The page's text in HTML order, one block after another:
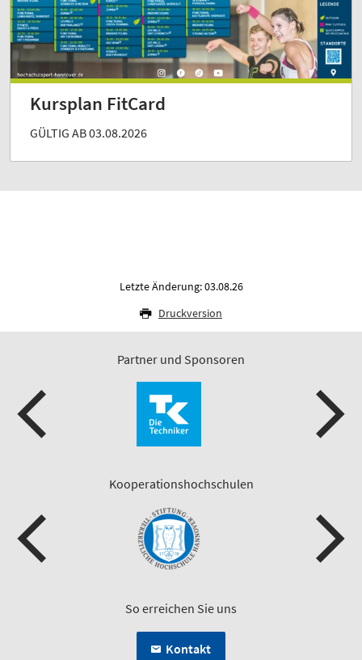
Kursplan FitCard
GÜLTIG AB 03.08.2026
Letzte Änderung: 03.08.26
Druckversion
Partner und Sponsoren
Kooperationshochschulen
So erreichen Sie uns
Kontakt